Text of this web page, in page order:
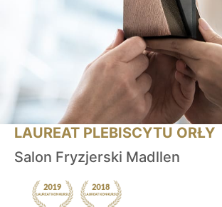
LAUREAT PLEBISCYTU ORŁY
Salon Fryzjerski Madllen